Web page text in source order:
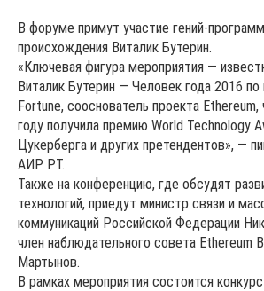
В форуме примут участие гений-
происхождения Виталик Бутерин.
«Ключевая фигура мероприятия —
Виталик Бутерин — Человек года 2016
Fortune, сооснователь проекта
году получила премию World Technology
Цукерберга и других претендентов», —
АИР РТ.
Также на конференцию, где обсудят
технологий, приедут министр связи и
коммуникаций Российской Федерации
член наблюдательного совета Ethereum
Мартынов.
В рамках мероприятия состоится